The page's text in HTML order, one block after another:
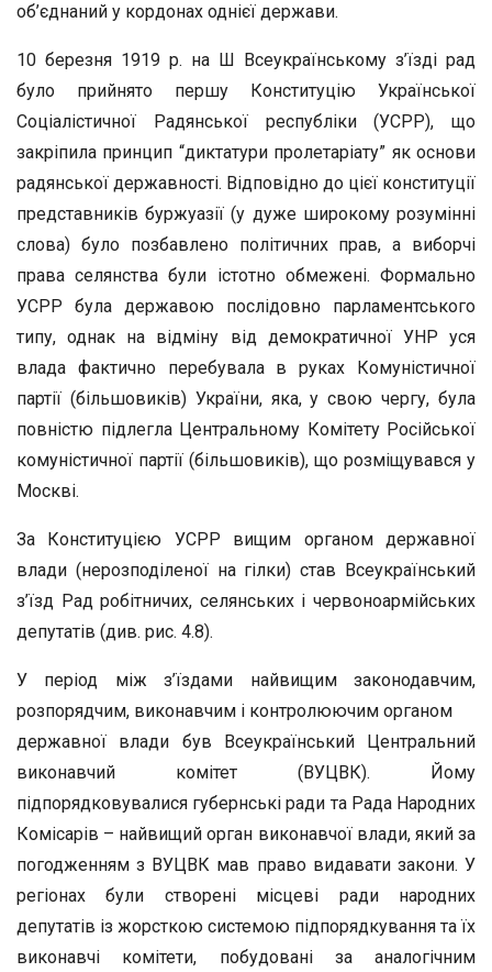
об’єднаний у кордонах однієї держави.
10 березня 1919 р. на Ш Всеукраїнському з’їзді рад
було прийнято першу Конституцію Української
Соціалістичної Радянської республіки (УСРР), що
закріпила принцип “диктатури пролетаріату” як основи
радянської державності. Відповідно до цієї конституції
представників буржуазії (у дуже широкому розумінні
слова) було позбавлено політичних прав, а виборчі
права селянства були істотно обмежені. Формально
УСРР була державою послідовно парламентського
типу, однак на відміну від демократичної УНР уся
влада фактично перебувала в руках Комуністичної
партії (більшовиків) України, яка, у свою чергу, була
повністю підлегла Центральному Комітету Російської
комуністичної партії (більшовиків), що розміщувався у
Москві.
За Конституцією УСРР вищим органом державної
влади (нерозподіленої на гілки) став Всеукраїнський
з’їзд Рад робітничих, селянських і червоноармійських
депутатів (див. рис. 4.8).
У період між з’їздами найвищим законодавчим,
розпорядчим, виконавчим і контролюючим органом
державної влади був Всеукраїнський Центральний
виконавчий комітет (ВУЦВК). Йому
підпорядковувалися губернські ради та Рада Народних
Комісарів – найвищий орган виконавчої влади, який за
погодженням з ВУЦВК мав право видавати закони. У
регіонах були створені місцеві ради народних
депутатів із жорсткою системою підпорядкування та їх
виконавчі комітети, побудовані за аналогічним